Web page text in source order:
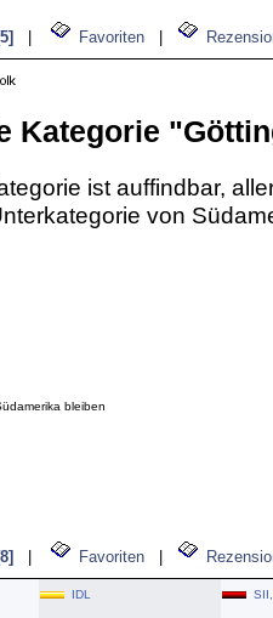
Favoriten
Kategorie
ist auffindbar,
von
bleiben
Favoriten
IDL